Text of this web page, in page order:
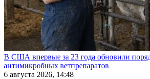
В США впервые за 23 года обновили
антимикробных ветпрепаратов
6 августа 2026, 14:48